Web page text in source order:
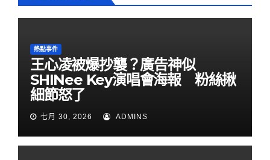
熱點事件
王心凌被爆抄襲？廣告神似
SHINee Key演唱會海報 粉絲揪
細節怒了
七月 30, 2026 ADMINS